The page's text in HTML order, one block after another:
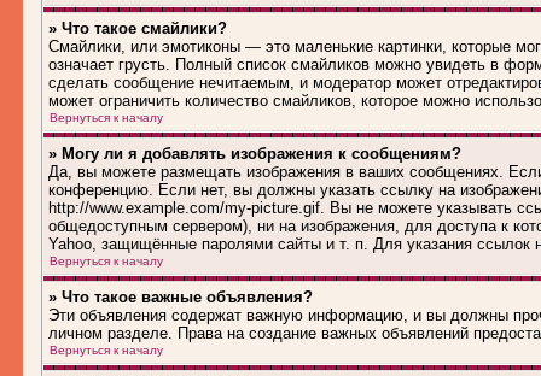
» Что такое смайлики?
Смайлики, или эмотиконы — это маленькие картинки, которые
означает грусть. Полный список смайликов можно увидеть в
сделать сообщение нечитаемым, и модератор может
может ограничить количество смайликов, которое можно
Вернуться к началу
» Могу ли я добавлять изображения к сообщениям?
Да, вы можете размещать изображения в ваших сообщениях.
конференцию. Если нет, вы должны указать ссылку на
http://www.example.com/my-picture.gif. Вы не можете указывать
общедоступным сервером), ни на изображения, для доступа к
Yahoo, защищённые паролями сайты и т. п. Для указания ссылок
Вернуться к началу
» Что такое важные объявления?
Эти объявления содержат важную информацию, и вы должны
личном разделе. Права на создание важных объявлений
Вернуться к началу